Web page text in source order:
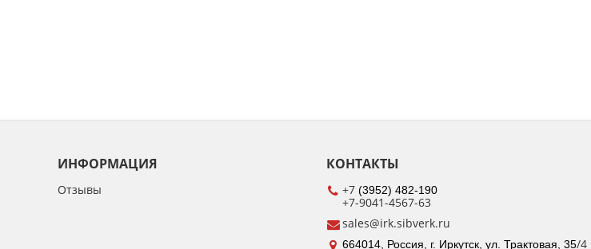
ИНФОРМАЦИЯ
Отзывы
КОНТАКТЫ
+7 (3952) 482-190
+7-9041-4567-63
sales@irk.sibverk.ru
664014, Россия, г. Иркутск, ул. Трактовая, 35/4